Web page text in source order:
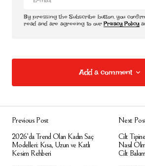
By pressing the Subscribe button, you
read and are agreeing to ourPrivacy Policy
Add a comment
Add a comment
alanlar*ile işaretlenmişlerdir
Previous Post
2026’da Trend Olan Kadın Saç
Modelleri: Kısa, Uzun ve Katlı
Kesim Rehberi
Next
Cilt
Nasıl
Cilt